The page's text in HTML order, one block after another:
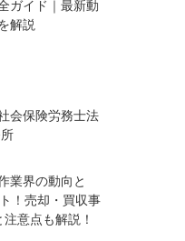
ガイド｜最新動
解説
会保険労務士法
業界の動向と
！売却・買収事
意点も解説！